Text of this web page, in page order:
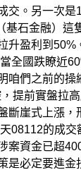
交。另一次是
基石金融）這
升盈利到50%
全國跌瞭近
咱們之前的操
提前實盤拉
斷崖式上漲，
08112的成交
案資金已超
是必定要進金